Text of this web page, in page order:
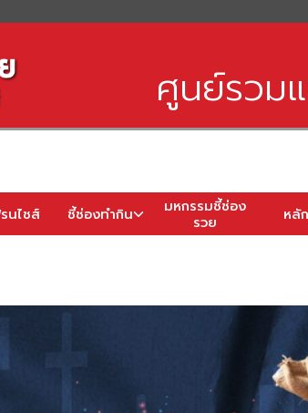
ศูนย์รวม
นไชส์ ชี้ช่องทำกิน
มหกรรมชี้ช่อง
รวย
หลั